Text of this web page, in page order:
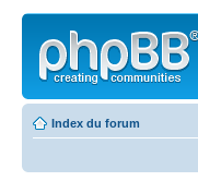
Index du forum